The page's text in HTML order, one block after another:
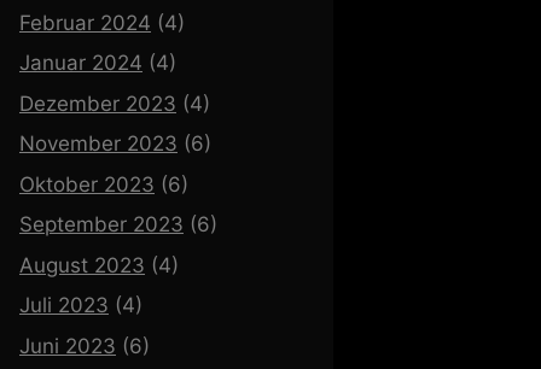
Februar 2024 (4)
Januar 2024 (4)
Dezember 2023 (4)
November 2023 (6)
Oktober 2023 (6)
September 2023 (6)
August 2023 (4)
Juli 2023 (4)
Juni 2023 (6)